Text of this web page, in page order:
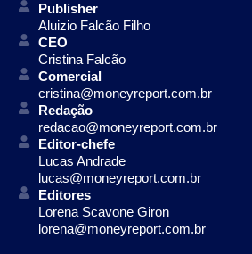
Publisher
Aluizio Falcão Filho
CEO
Cristina Falcão
Comercial
cristina@moneyreport.com.br
Redação
redacao@moneyreport.com.br
Editor-chefe
Lucas Andrade
lucas@moneyreport.com.br
Editores
Lorena Scavone Giron
lorena@moneyreport.com.br